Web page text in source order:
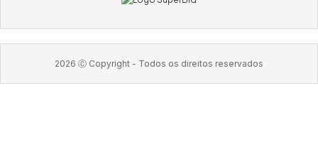
2026 Ⓒ Copyright - Todos os direitos reservados